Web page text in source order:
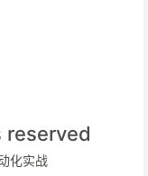
reserved
化实战